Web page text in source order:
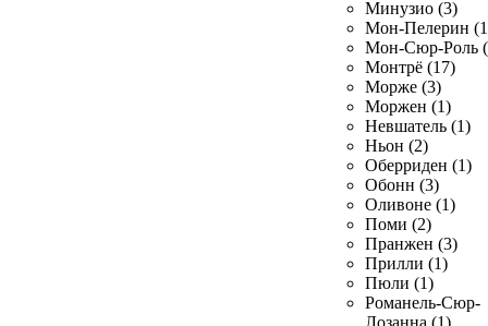
Минузио (3)
Мон-Пелерин
Мон-Сюр-Роль
Монтрё (17)
Морже (3)
Моржен (1)
Невшатель (1)
Ньон (2)
Оберриден (1)
Обонн (3)
Оливоне (1)
Поми (2)
Пранжен (3)
Прилли (1)
Пюли (1)
Романель-Сюр-
Лозанна (1)